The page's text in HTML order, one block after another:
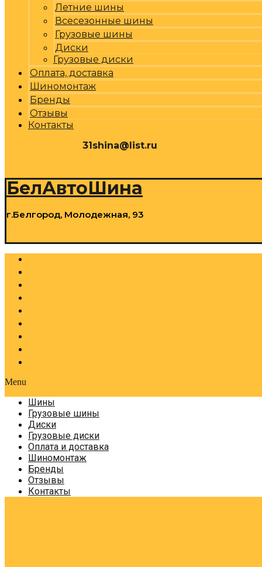
Летние шины
Всесезонные шины
Грузовые шины
Диски
Грузовые диски
Оплата, доставка
Шиномонтаж
Бренды
Отзывы
Контакты
31shina@list.ru
БелАвтоШина
г.Белгород, Молодежная, 93
Menu
Шины
Грузовые шины
Диски
Грузовые диски
Оплата и доставка
Шиномонтаж
Бренды
Отзывы
Контакты